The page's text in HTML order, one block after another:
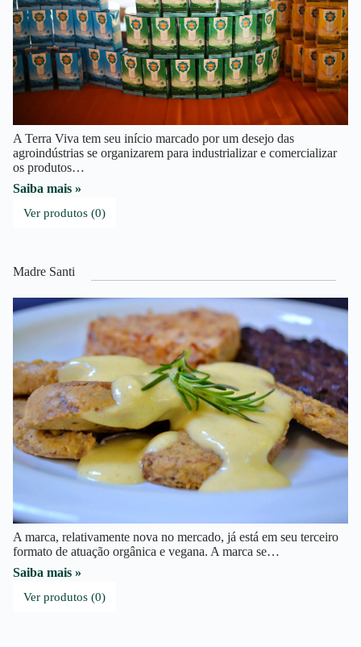
A Terra Viva tem seu início marcado por um desejo das
agroindústrias se organizarem para industrializar e comercializar
os produtos…
Saiba mais »
Ver produtos (0)
Madre Santi
A marca, relativamente nova no mercado, já está em seu terceiro
formato de atuação orgânica e vegana. A marca se…
Saiba mais »
Ver produtos (0)